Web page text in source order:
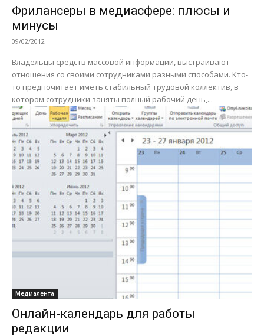
Фрилансеры в медиасфере: плюсы и
минусы
09/02/2012
Владельцы средств массовой информации, выстраивают
отношения со своими сотрудниками разными способами. Кто-
то предпочитает иметь стабильный трудовой коллектив, в
котором сотрудники заняты полный рабочий день,...
Медиалента
Онлайн-календарь для работы
редакции